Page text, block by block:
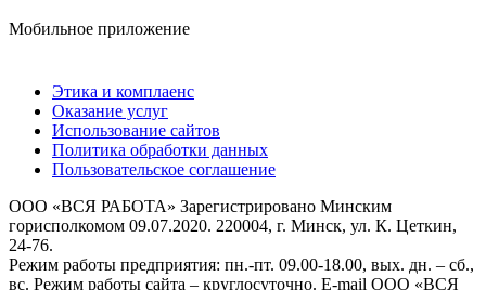
Мобильное приложение
Этика и комплаенс
Оказание услуг
Использование сайтов
Политика обработки данных
Пользовательское соглашение
ООО «ВСЯ РАБОТА» Зарегистрировано Минским
горисполкомом 09.07.2020. 220004, г. Минск, ул. К. Цеткин,
24-76.
Режим работы предприятия: пн.-пт. 09.00-18.00, вых. дн. – сб.,
вс. Режим работы сайта – круглосуточно. E-mail ООО «ВСЯ